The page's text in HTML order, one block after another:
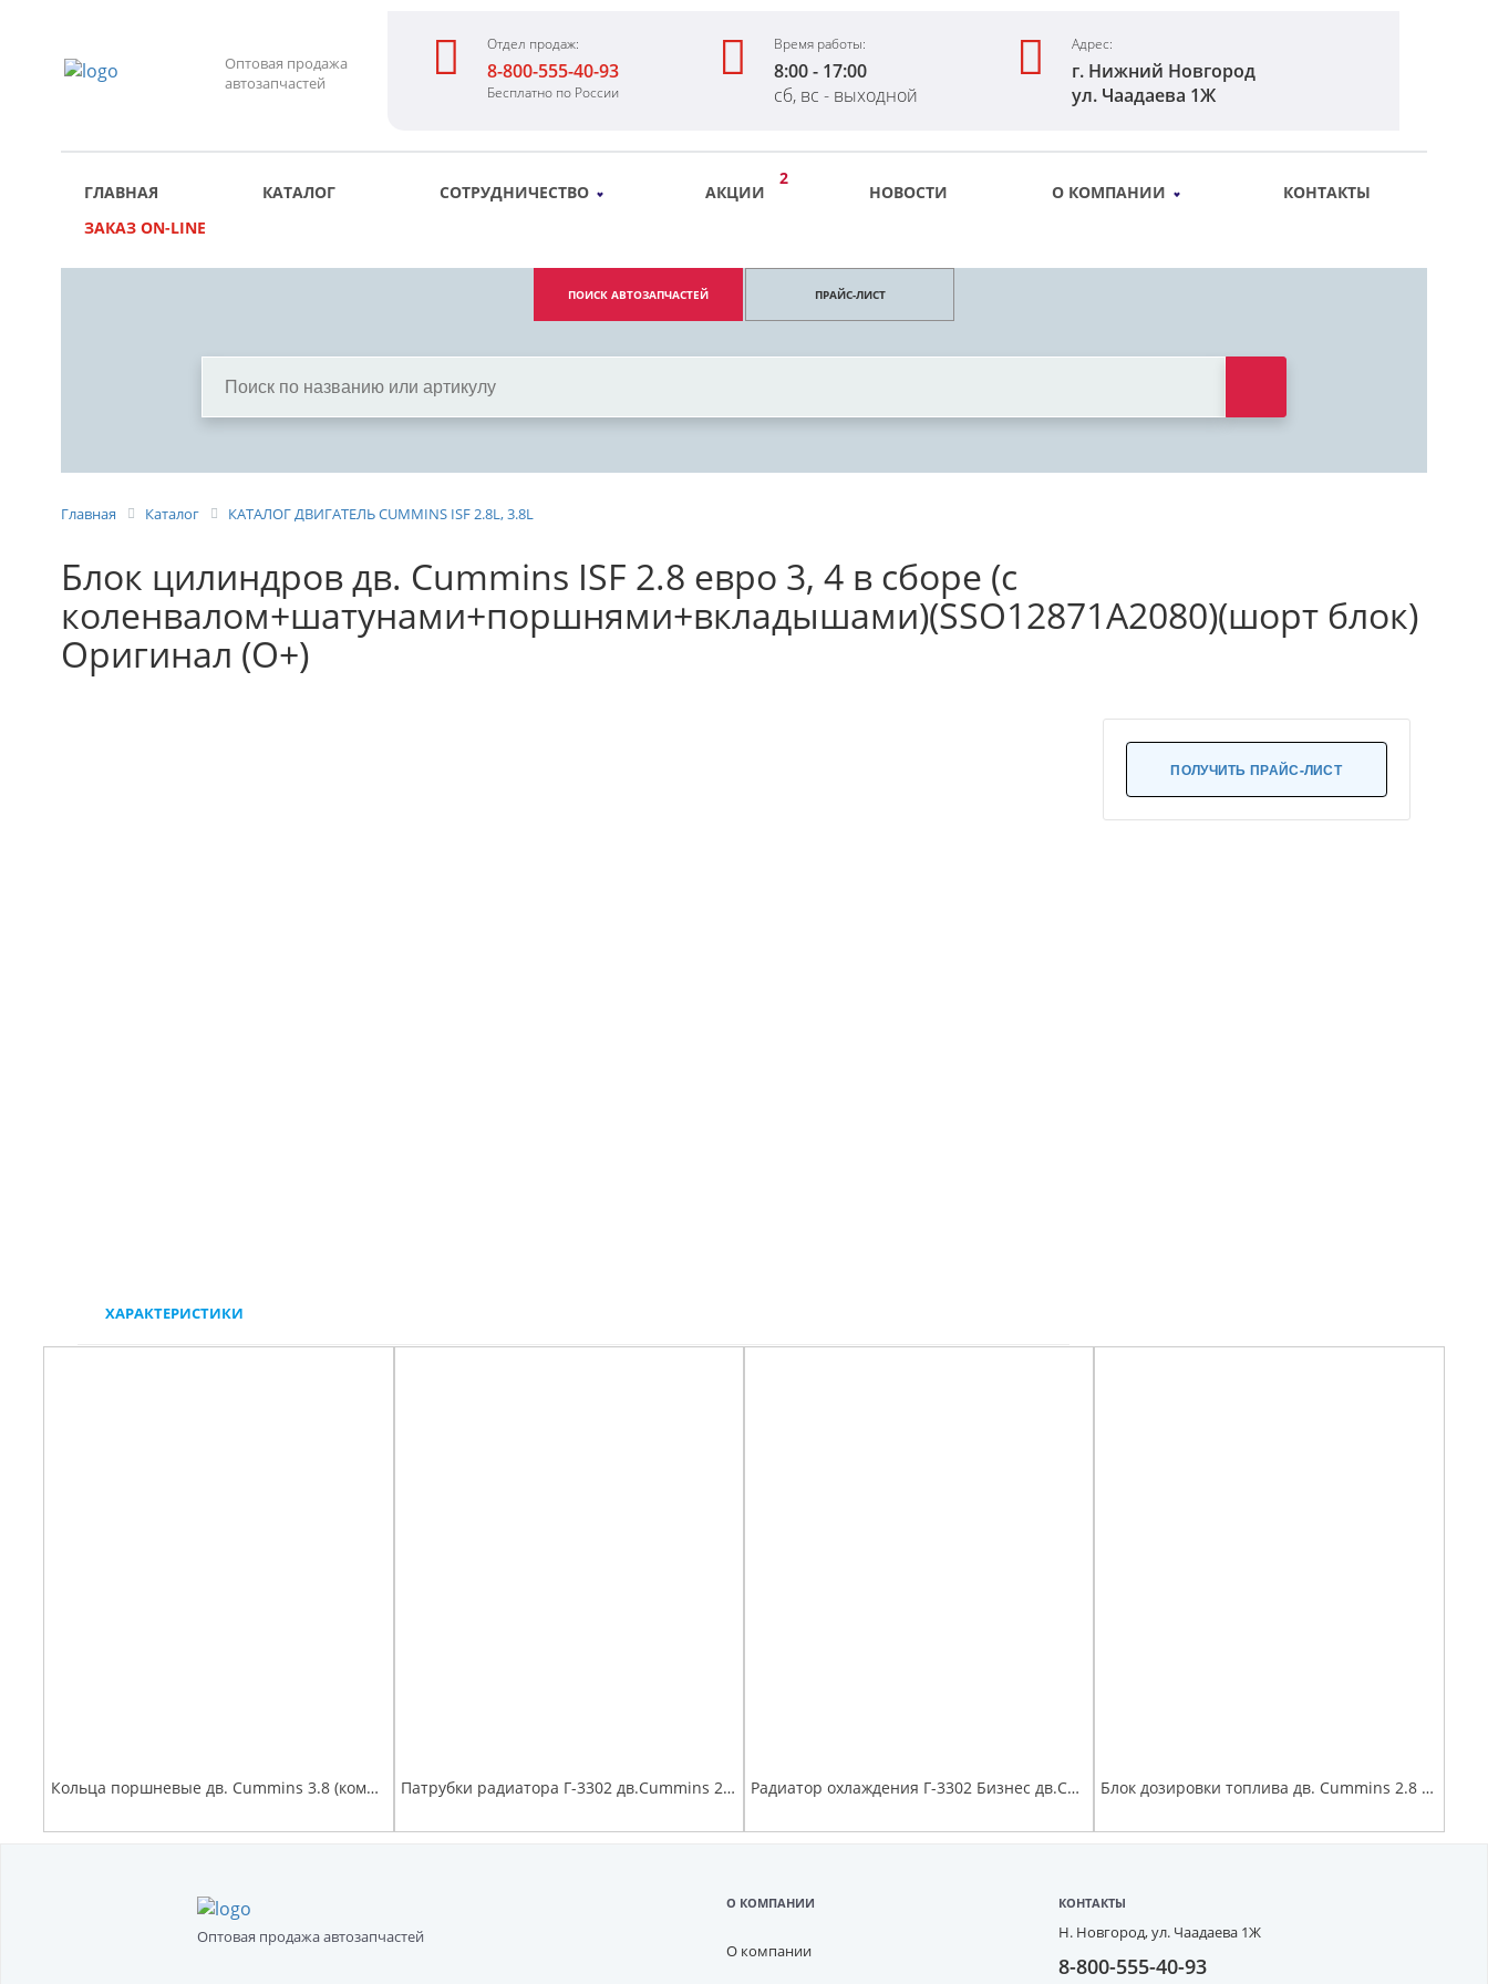
Оптовая продажа
автозапчастей
Отдел продаж:
8-800-555-40-93
Бесплатно по России
Время работы:
8:00 - 17:00
сб, вс - выходной
Адрес:
г. Нижний Новгород
ул. Чаадаева 1Ж
ГЛАВНАЯ КАТАЛОГ СОТРУДНИЧЕСТВО АКЦИИ
2
НОВОСТИ О КОМПАНИИ
КОНТАКТЫ
ЗАКАЗ ON-LINE
ПОИСК АВТОЗАПЧАСТЕЙ ПРАЙС-ЛИСТ
Главная Каталог КАТАЛОГ ДВИГАТЕЛЬ СUMMINS ISF 2.8L, 3.8L
Блок цилиндров дв. Cummins ISF 2.8 евро 3, 4 в сборе (с
коленвалом+шатунами+поршнями+вкладышами)(SSO12871A2080)(шорт блок)
Оригинал (О+)
ПОЛУЧИТЬ ПРАЙС-ЛИСТ
ХАРАКТЕРИСТИКИ
Кольца поршневые дв. Cummins 3.8 (комплект на двигатель) Оригинал (О+) Патрубки радиатора Г-3302 дв.Cummins 2.8 (к-т 2шт) до 2012 г. силикон с хомутами Радиатор охлаждения Г-3302 Бизнес дв.Cummins , алюминевый паяный с ИНТЕРКУЛЕРОМ в сб. Блок дозировки топлива дв. Cummins 2.8 (актуатор) Евро-3 ( 0928400802/ SPR0328)
Оптовая продажа автозапчастей
О КОМПАНИИ
О компании
КОНТАКТЫ
Н. Новгород,ул. Чаадаева 1Ж
8-800-555-40-93